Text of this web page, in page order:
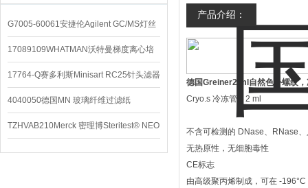
G7005-60061安捷伦Agilent GC/MS灯丝
配件
17089109WHATMAN沃特曼梯度离心培
养基
17764-Q赛多利斯Minisart RC25针头滤器
4040050德国MN 玻璃纤维过滤纸
TZHVAB210Merck 密理博Steritest® NEO
设备
产品介绍：
德国Greiner2 ml自然色外螺纹，
Cryo.s 冷冻管，2 ml
不含可检测的 DNase、RNase
无热原性，无细胞毒性
CE标志
由高级聚丙烯制成，可在 -